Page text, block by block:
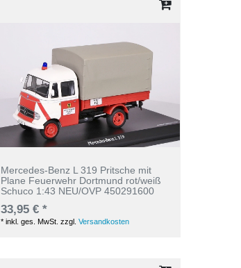
Mercedes-Benz L 319 Pritsche mit
Plane Feuerwehr Dortmund rot/weiß
Schuco 1:43 NEU/OVP 450291600
33,95 € *
*inkl. ges. MwSt. zzgl.Versandkosten